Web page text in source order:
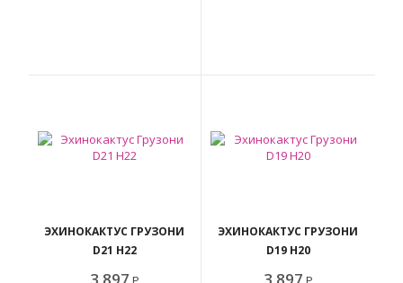
ЭХИНОКАКТУС ГРУЗОНИ
D21 H22
ЭХИНОКАКТУС ГРУЗОНИ
D19 H20